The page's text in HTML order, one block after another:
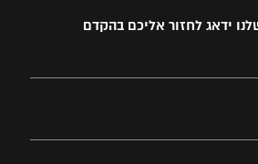
ידאג לחזור אליכם בהקדם